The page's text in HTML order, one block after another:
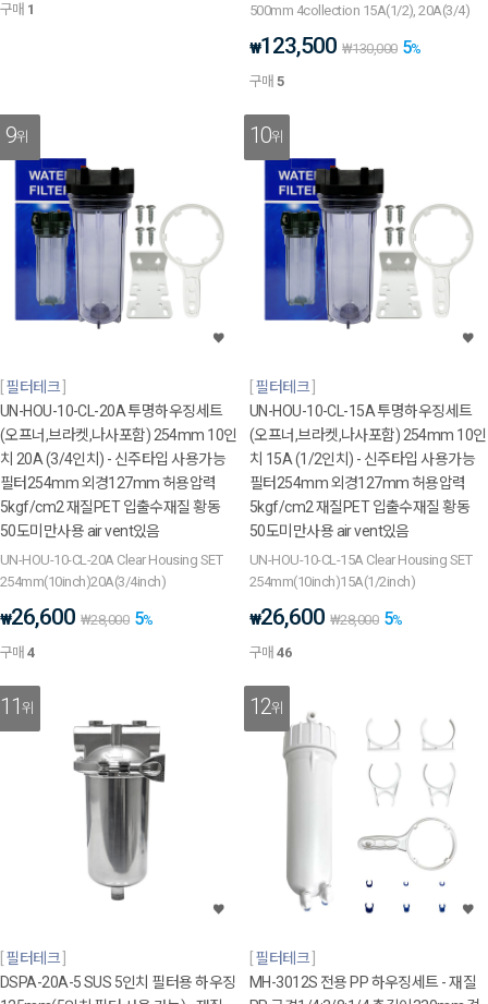
구매 1
500mm 4collection 15A(1/2), 20A(3/4)
₩123,500 ₩130,000 5%
구매5
9위
필터테크
UN-HOU-10-CL-20A 투명하우징세트
(오프너,브라켓,나사포함) 254mm 10인
치 20A (3/4인치) - 신주타입 사용가능
필터254mm 외경127mm 허용압력
5kgf/cm2 재질PET 입출수재질 황동
50도미만사용 air vent있음
UN-HOU-10-CL-20A Clear Housing SET
254mm(10inch)20A(3/4inch)
₩26,600 ₩28,000 5%
구매4
10위
필터테크
UN-HOU-10-CL-15A 투명하우징세트
(오프너,브라켓,나사포함) 254mm 10인
치 15A (1/2인치) - 신주타입 사용가능
필터254mm 외경127mm 허용압력
5kgf/cm2 재질PET 입출수재질 황동
50도미만사용 air vent있음
UN-HOU-10-CL-15A Clear Housing SET
254mm(10inch)15A(1/2inch)
₩26,600 ₩28,000 5%
구매46
11위
필터테크
DSPA-20A-5 SUS 5인치 필터용 하우징
12위
필터테크
MH-3012S 전용 PP 하우징세트 - 재질